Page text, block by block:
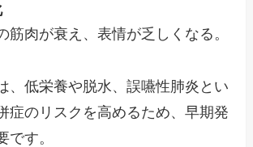
筋肉が衰え、表情が乏しくなる。
、低栄養や脱水、誤嚥性肺炎とい
症のリスクを高めるため、早期発
です。